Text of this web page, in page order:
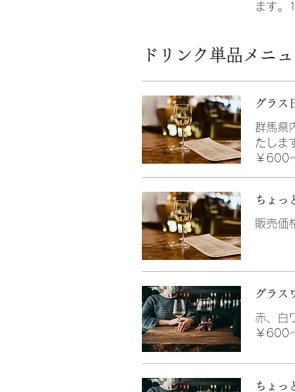
ます。
ドリンク単品メニ
グラス
群馬県
たしま
￥600
ちょっ
販売価
グラス
赤、白
￥600
ちょっ